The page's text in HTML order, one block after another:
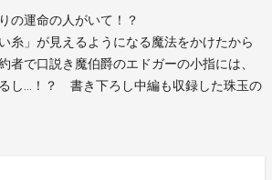
の運命の人がいて！？
糸」が見えるようになる魔法をかけたから
で口説き魔伯爵のエドガーの小指には、
し…！？ 書き下ろし中編も収録した珠玉の